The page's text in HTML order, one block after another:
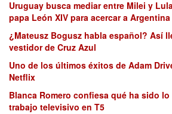
Uruguay busca mediar entre Milei y
papa León XIV para acercar a
¿Mateusz Bogusz habla español? Así
vestidor de Cruz Azul
Uno de los últimos éxitos de Adam
Netflix
Blanca Romero confiesa qué ha sido
trabajo televisivo en T5